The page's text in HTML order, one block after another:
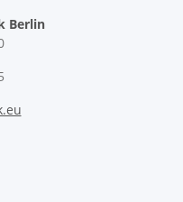
Berlin